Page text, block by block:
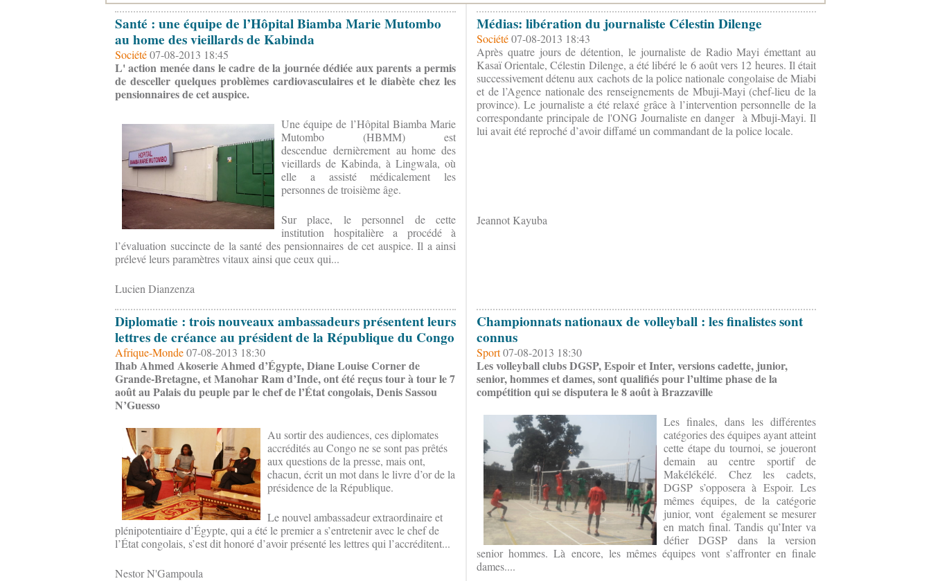
Santé : une équipe de l’Hôpital Biamba Marie Mutombo
au home des vieillards de Kabinda
Société07-08-2013 18:45
L' action menée dans le cadre de la journée dédiée aux parents a permis
de desceller quelques problèmes cardiovasculaires et le diabète chez les
pensionnaires de cet auspice.
Une équipe de l’Hôpital Biamba Marie
Mutombo (HBMM) est
descendue dernièrement au home des
vieillards de Kabinda, à Lingwala, où
elle a assisté médicalement les
personnes de troisième âge.
Sur place, le personnel de cette
institution hospitalière a procédé à
l’évaluation succincte de la santé des pensionnaires de cet auspice. Il a ainsi
prélevé leurs paramètres vitaux ainsi que ceux qui...
Lucien Dianzenza
Médias: libération du journaliste Célestin Dilenge
Société07-08-2013 18:43
Après quatre jours de détention, le journaliste de Radio Mayi émettant au
Kasaï Orientale, Célestin Dilenge, a été libéré le 6 août vers 12 heures. Il était
successivement détenu aux cachots de la police nationale congolaise de Miabi
et de l’Agence nationale des renseignements de Mbuji-Mayi (chef-lieu de la
province). Le journaliste a été relaxé grâce à l’intervention personnelle de la
correspondante principale de l'ONG Journaliste en danger à Mbuji-Mayi. Il
lui avait été reproché d’avoir diffamé un commandant de la police locale.
Jeannot Kayuba
Diplomatie : trois nouveaux ambassadeurs présentent leurs
lettres de créance au président de la République du Congo
Afrique-Monde07-08-2013 18:30
Ihab Ahmed Akoserie Ahmed d’Égypte, Diane Louise Corner de
Grande-Bretagne, et Manohar Ram d’Inde, ont été reçus tour à tour le 7
août au Palais du peuple par le chef de l’État congolais, Denis Sassou
N’Guesso
Au sortir des audiences, ces diplomates
accrédités au Congo ne se sont pas prêtés
aux questions de la presse, mais ont,
chacun, écrit un mot dans le livre d’or de la
présidence de la République.
Le nouvel ambassadeur extraordinaire et
plénipotentiaire d’Égypte, qui a été le premier a s’entretenir avec le chef de
l’État congolais, s’est dit honoré d’avoir présenté les lettres qui l’accréditent...
Nestor N'Gampoula
Championnats nationaux de volleyball : les finalistes sont
connus
Sport07-08-2013 18:30
Les volleyball clubs DGSP, Espoir et Inter, versions cadette, junior,
senior, hommes et dames, sont qualifiés pour l’ultime phase de la
compétition qui se disputera le 8 août à Brazzaville
Les finales, dans les différentes
catégories des équipes ayant atteint
cette étape du tournoi, se joueront
demain au centre sportif de
Makélékélé. Chez les cadets,
DGSP s’opposera à Espoir. Les
mêmes équipes, de la catégorie
junior, vont également se mesurer
en match final. Tandis qu’Inter va
défier DGSP dans la version
senior hommes. Là encore, les mêmes équipes vont s’affronter en finale
dames....